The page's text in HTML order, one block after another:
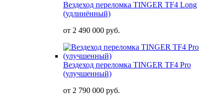
Вездеход переломка TINGER TF4 Long
(удлинённый)
от 2 490 000 руб.
Вездеход переломка TINGER TF4 Pro
(улучшенный)
от 2 790 000 руб.